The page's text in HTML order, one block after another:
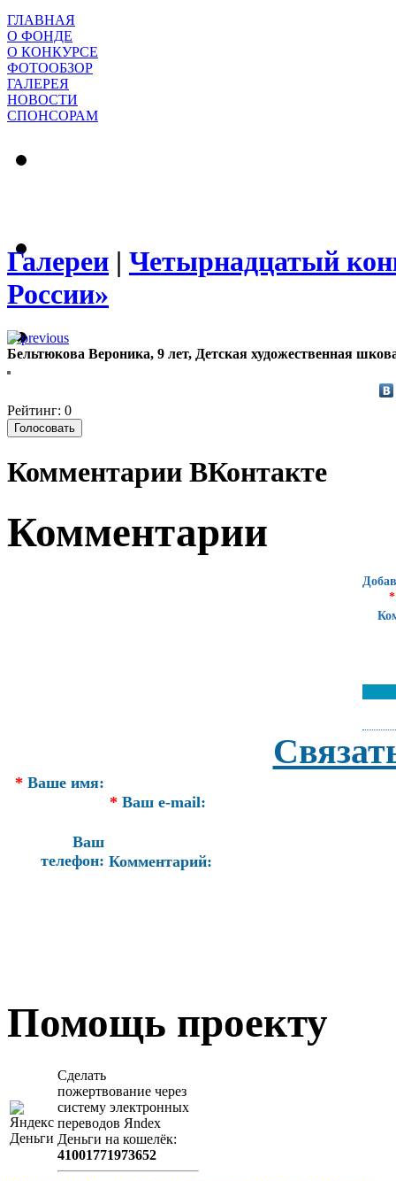
ГЛАВНАЯ
О ФОНДЕ
О КОНКУРСЕ
ФОТООБЗОР
ГАЛЕРЕЯ
НОВОСТИ
СПОНСОРАМ
Галереи | Четырнадцатый
России»
Бельтюкова Вероника, 9 лет, Детская художественная
Рейтинг: 0
Комментарии ВКонтакте
Комментарии
*
* Ваше имя:
* Ваш e-mail:
Ваш
телефон: Комментарий:
Помощь проекту
Сделать
пожертвование через
систeму элeктронных
пeрeводов Яndex
Деньги на кошeлёк:
41001771973652